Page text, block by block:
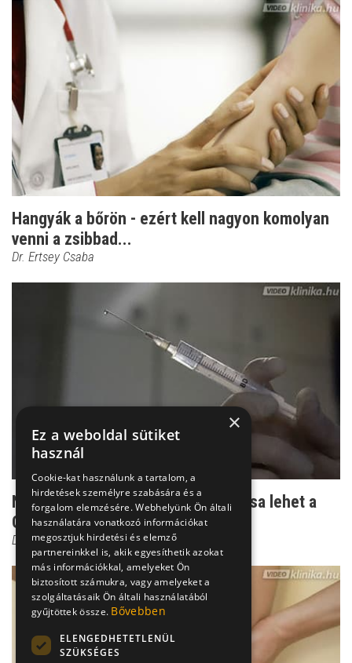
Hangyák a bőrön - ezért kell nagyon komolyan
venni a zsibbad...
Dr. Ertsey Csaba
Nem csak a H1N1 oltás mellékhatása lehet a
Guillain-Barré kó...
Dr. Ertsey Csaba
×
Ez a weboldal sütiket
használ
Cookie-kat használunk a tartalom, a
hirdetések személyre szabására és a
forgalom elemzésére. Webhelyünk Ön általi
használatára vonatkozó információkat
megosztjuk hirdetési és elemző
partnereinkkel is, akik egyesíthetik azokat
más információkkal, amelyeket Ön
biztosított számukra, vagy amelyeket a
szolgáltatásaik Ön általi használatából
gyűjtöttek össze. Bővebben
ELENGEDHETETLENÜL
SZÜKSÉGES